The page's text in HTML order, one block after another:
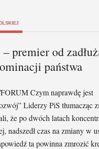
premier od
państwa
Czym naprawdę jest
Liderzy PiS tłumacząc
że po dwóch latach
nadszedł czas na zmiany w
ta powinna zmrozić